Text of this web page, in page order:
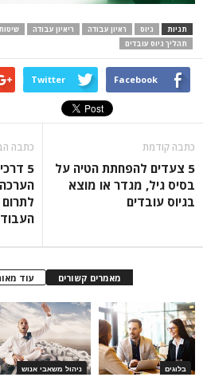
תגיות גיוס ראיון עבודה ריאיון עבודה
תהליך גיוס עובדים
Facebook
Twitter
כתבה קודמת
5 צעדים להפחתת הטיה על
בסיס גיל, מגדר או מוצא
בגיוס עובדים
כתבה
5
מאמרים קשורים עוד
ניהול משאבי אנוש בלוגים